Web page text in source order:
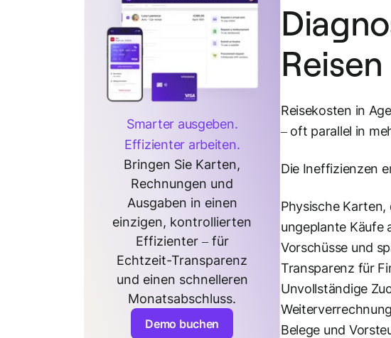
Reisekosten in
– oft parallel in
Die Ineffizienzen
Physische Karten,
ungeplante Käufe
Vorschüsse und
Transparenz für
Unvollständige
Belege und
Smarter ausgeben.
Effizienter arbeiten.
Bringen Sie Karten,
Rechnungen und
Ausgaben in einen
einzigen, kontrollierten
Effizienter – für
Echtzeit-Transparenz
und einen schnelleren
Monatsabschluss.
Demo buchen